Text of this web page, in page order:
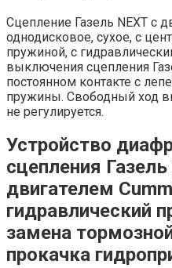
Сцепление Газель NEXT с
однодисковое, сухое, с
пружиной, с
выключения сцепления
постоянном контакте с
пружины. Свободный ход
не регулируется.
Устройство
сцепления Газель
двигателем
гидравлический
замена
прокачка